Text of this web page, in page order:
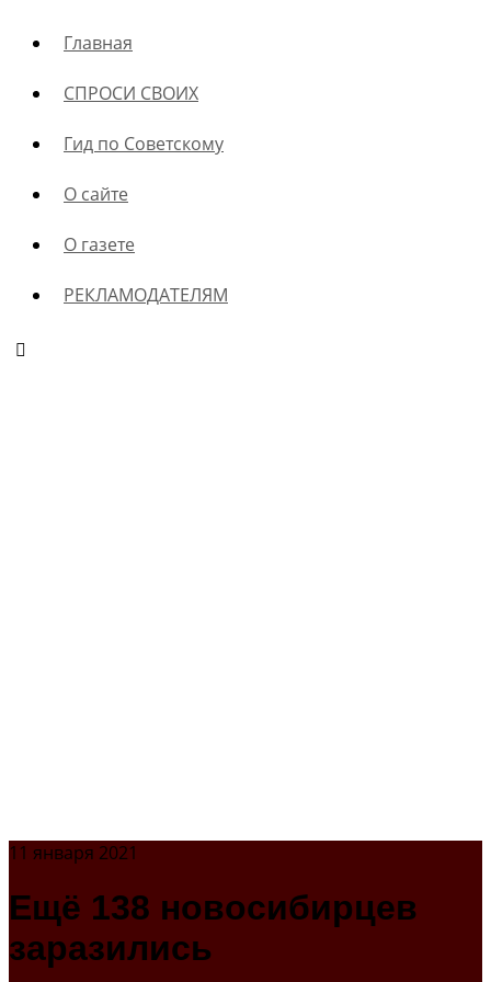
Главная
СПРОСИ СВОИХ
Гид по Советскому
О сайте
О газете
РЕКЛАМОДАТЕЛЯМ
11 января 2021
Ещё 138 новосибирцев
заразились